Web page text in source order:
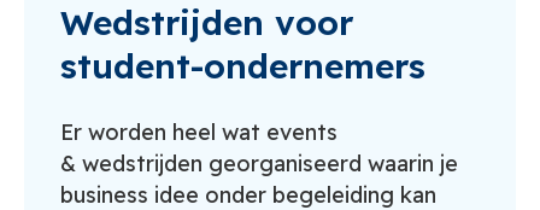
Wedstrijden voor
student-ondernemers
Er worden heel wat events
& wedstrijden georganiseerd waarin je
business idee onder begeleiding kan